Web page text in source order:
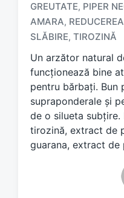
a
g
g
e
d
w
i
t
h
GREUTATE, PIPER
AMARA,
SLĂBIRE, TIROZINĂ
Un arzător natural
funcționează bine
pentru bărbați. Bun
supraponderale și
de o silueta
tirozină, extract de
guarana, extract de